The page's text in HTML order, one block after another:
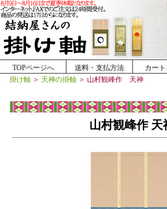
TOPページへ 送料・支払方法 カー
掛け軸 ＞ 天神の掛軸 ＞ 山村観峰作 天神
山村観峰作 天